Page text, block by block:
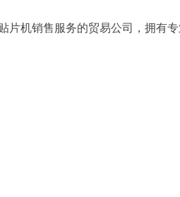
机销售服务的贸易公司，拥有